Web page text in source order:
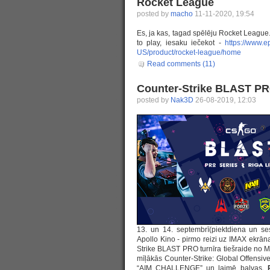
posted by macho 11-11-2020, 19:54
Es, ja kas, tagad spēlēju Rocket
to play, iesaku iečekot - https://
US/product/rocket-league/home
Read comments (11)
Counter-Strike BLAST
posted by Nak3D 26-08-2019, 12:03
13. un 14. septembrī(piektdiena un
Apollo Kino - pirmo reizi uz IMAX
Strike BLAST PRO turnīra tiešraide no
mīļākās Counter-Strike: Global
“AIM CHALLENGE” un laimē balvas.